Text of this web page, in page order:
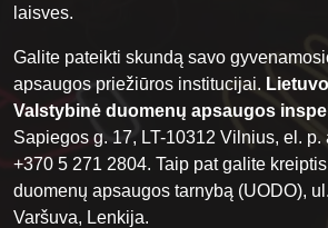
laisves.
Galite pateikti skundą savo
apsaugos priežiūros institucijai.
Valstybinė duomenų apsaugos
Sapiegos g. 17, LT-10312 Vilnius, el. p.
+370 5 271 2804. Taip pat galite
duomenų apsaugos tarnybą (UODO),
Varšuva, Lenkija.